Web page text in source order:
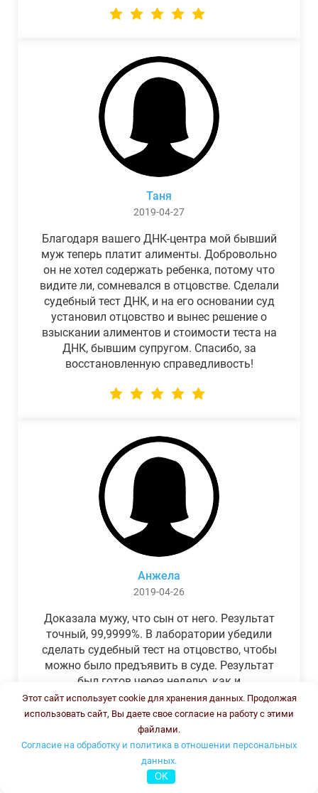
Таня
2019-04-27
Благодаря вашего ДНК-центра мой бывший
муж теперь платит алименты. Добровольно
он не хотел содержать ребенка, потому что
видите ли, сомневался в отцовстве. Сделали
судебный тест ДНК, и на его основании суд
установил отцовство и вынес решение о
взыскании алиментов и стоимости теста на
ДНК, бывшим супругом. Спасибо, за
восстановленную справедливость!
Анжела
2019-04-26
Доказала мужу, что сын от него. Результат
точный, 99,9999%. В лаборатории убедили
сделать судебный тест на отцовство, чтобы
можно было предъявить в суде. Результат
был готов через неделю, как и
обещали.Теперь муж бегает и извиняется.
Этот сайт использует cookie для хранения данных. Продолжая
использовать сайт, Вы даете свое согласие на работу с этими
файлами.
Согласие на обработку и политика в отношении персональных
данных.
OK